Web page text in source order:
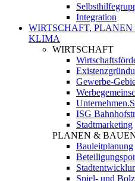
Integration
WIRTSCHAFT,
KLIMA
WIRTSCHAFT
Gewerbe-
ISG
Stadtmarketing
PLANEN &
Bauleitplanung
Spiel- und